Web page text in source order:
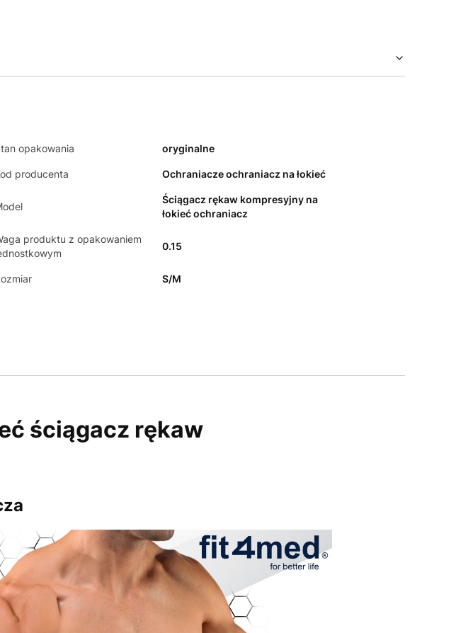
opakowania oryginalne
producenta Ochraniacze ochraniacz na łokieć
Ściągacz rękaw kompresyjny na
łokieć ochraniacz
produktu z opakowaniem
0.15
S/M
ściągacz rękaw